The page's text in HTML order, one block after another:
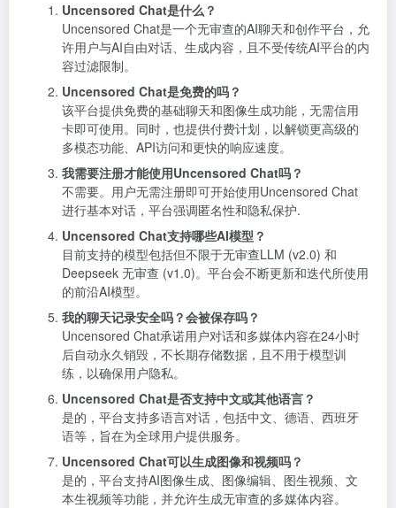
Uncensored Chat是什么？
Uncensored Chat是一个无审查的AI聊天和创作平台，允
许用户与AI自由对话、生成内容，且不受传统AI平台的内
容过滤限制。
Uncensored Chat是免费的吗？
该平台提供免费的基础聊天和图像生成功能，无需信用
卡即可使用。同时，也提供付费计划，以解锁更高级的
多模态功能、API访问和更快的响应速度。
我需要注册才能使用Uncensored Chat吗？
不需要。用户无需注册即可开始使用Uncensored Chat
进行基本对话，平台强调匿名性和隐私保护.
Uncensored Chat支持哪些AI模型？
目前支持的模型包括但不限于无审查LLM (v2.0) 和
Deepseek 无审查 (v1.0)。平台会不断更新和迭代所使用
的前沿AI模型。
我的聊天记录安全吗？会被保存吗？
Uncensored Chat承诺用户对话和多媒体内容在24小时
后自动永久销毁，不长期存储数据，且不用于模型训
练，以确保用户隐私。
Uncensored Chat是否支持中文或其他语言？
是的，平台支持多语言对话，包括中文、德语、西班牙
语等，旨在为全球用户提供服务。
Uncensored Chat可以生成图像和视频吗？
是的，平台支持AI图像生成、图像编辑、图生视频、文
本生视频等功能，并允许生成无审查的多媒体内容。